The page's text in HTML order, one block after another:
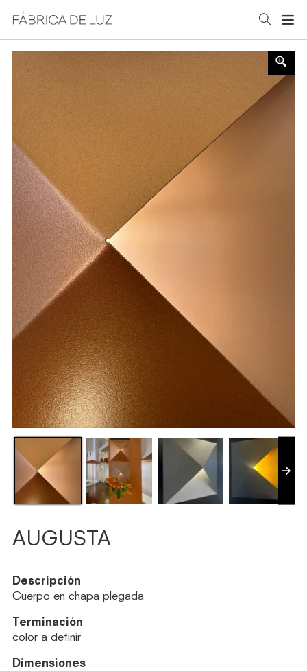
AUGUSTA
Descripción
Cuerpo en chapa plegada
Terminación
color a definir
Dimensiones